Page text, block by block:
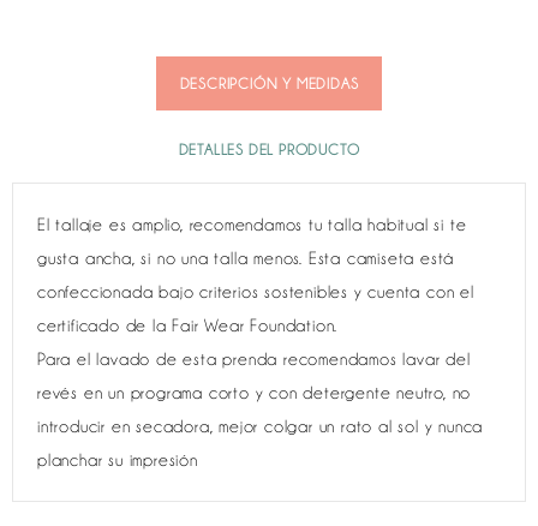
DESCRIPCIÓN Y MEDIDAS
DETALLES DEL PRODUCTO
El tallaje es amplio, recomendamos tu talla habitual si te
gusta ancha, si no una talla menos. Esta camiseta está
confeccionada bajo criterios sostenibles y cuenta con el
certificado de la Fair Wear Foundation.
Para el lavado de esta prenda recomendamos lavar del
revés en un programa corto y con detergente neutro, no
introducir en secadora, mejor colgar un rato al sol y nunca
planchar su impresión